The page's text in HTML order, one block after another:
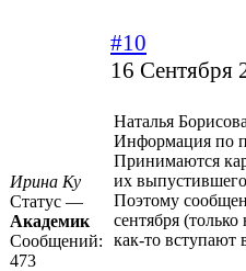
Ирина Ку
Статус —
Академик
Сообщений:
473
#10
16 Сентября
Наталья
Информация по
Принимаются
их
Поэтому
сентября
как-то вступают